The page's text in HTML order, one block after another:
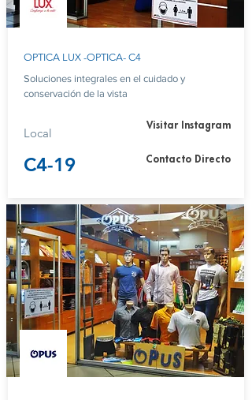
OPTICA LUX -OPTICA- C4
Soluciones integrales en el cuidado y
conservación de la vista
Local
Visitar Instagram
C4-19 Contacto Directo